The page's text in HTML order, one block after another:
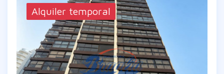
Alquiler temporal